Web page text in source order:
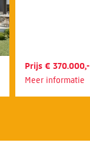
Prijs € 370.000,-
Meer informatie